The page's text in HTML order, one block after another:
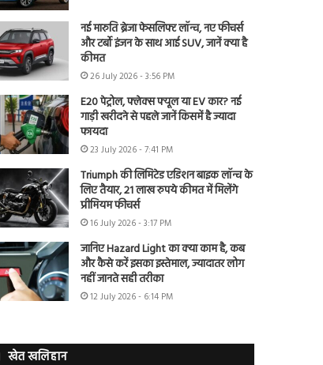
नई मारुति ब्रेजा फेसलिफ्ट लॉन्च, नए फीचर्स
और टर्बो इंजन के साथ आई SUV, जानें क्या है
कीमत
26 July 2026 - 3:56 PM
E20 पेट्रोल, फ्लेक्स फ्यूल या EV कार? नई
गाड़ी खरीदने से पहले जानें किसमें है ज्यादा
फायदा
23 July 2026 - 7:41 PM
Triumph की लिमिटेड एडिशन बाइक लॉन्च के
लिए तैयार, 21 लाख रुपये कीमत में मिलेंगे
प्रीमियम फीचर्स
16 July 2026 - 3:17 PM
जानिए Hazard Light का क्या काम है, कब
और कैसे करें इसका इस्तेमाल, ज्यादातर लोग
नहीं जानते सही तरीका
12 July 2026 - 6:14 PM
खेत खलिहान